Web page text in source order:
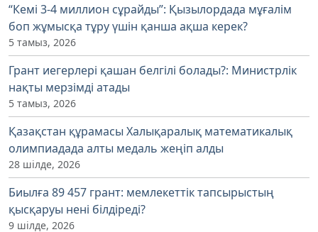
“Кемі 3-4 миллион сұрайды”: Қызылордада мұғалім
боп жұмысқа тұру үшін қанша ақша керек?
5 тамыз, 2026
Грант иегерлері қашан белгілі болады?: Министрлік
нақты мерзімді атады
5 тамыз, 2026
Қазақстан құрамасы Халықаралық математикалық
олимпиадада алты медаль жеңіп алды
28 шілде, 2026
Биылға 89 457 грант: мемлекеттік тапсырыстың
қысқаруы нені білдіреді?
9 шілде, 2026